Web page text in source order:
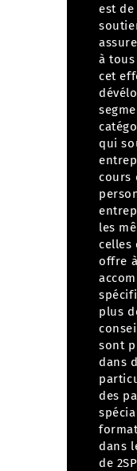
est
à
cet
qui
cours
les
celles
offre
plus
sont
dans
des
dans le
de